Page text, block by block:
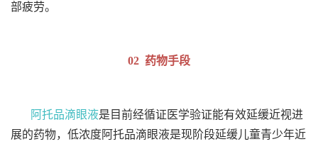
部疲劳。
02 药物手段
阿托品滴眼液是目前经循证医学验证能有效延缓近视进
展的药物，低浓度阿托品滴眼液是现阶段延缓儿童青少年近